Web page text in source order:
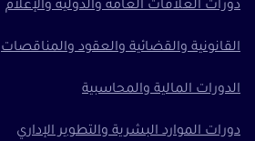
دورات العلاقات العامة والدولية والإعلام
القانونية والقضائية والعقود والمناقصات
الدورات المالية والمحاسبية
دورات الموارد البشرية والتطوير الإداري